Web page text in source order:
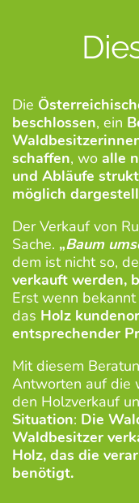
Die
beschlossen, ein
schaffen, wo alle
und Abläufe
möglich
Der Verkauf von
Sache. „Baum
dem ist nicht so,
verkauft werden,
Erst wenn bekannt
das Holz
entsprechender
Mit diesem
Antworten auf die
den Holzverkauf
Situation: Die
Waldbesitzer
Holz, das die
benötigt.